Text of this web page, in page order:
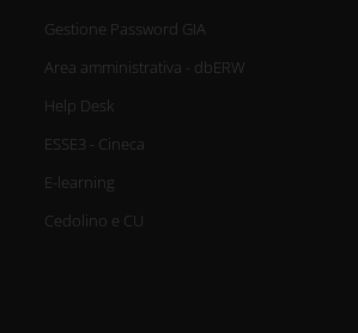
Gestione Password GIA
Area amministrativa - dbERW
Help Desk
ESSE3 - Cineca
E-learning
Cedolino e CU